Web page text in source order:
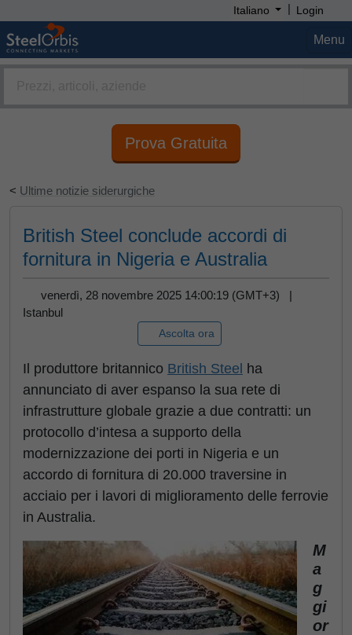
Italiano | Login
Menu
Prova Gratuita
< Ultime notizie siderurgiche
British Steel conclude accordi di
fornitura in Nigeria e Australia
venerdì, 28 novembre 2025 14:00:19 (GMT+3) |
Istanbul
Ascolta ora
Il produttore britannico British Steel
ha
annunciato di aver espanso la sua rete di
infrastrutture globale grazie a due contratti: un
protocollo d’intesa a supporto della
modernizzazione dei porti in Nigeria e un
accordo di fornitura di 20.000 traversine in
acciaio per i lavori di miglioramento delle ferrovie
in Australia.
M
a
g
gi
or